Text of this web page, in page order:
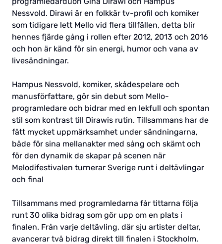
Nessvold. Dirawi är en folkkär tv-profil och komiker
som tidigare lett Mello vid flera tillfällen, detta blir
hennes fjärde gång i rollen efter 2012, 2013 och 2016
och hon är känd för sin energi, humor och vana av
livesändningar.
Hampus Nessvold, komiker, skådespelare och
manusförfattare, gör sin debut som Mello-
programledare och bidrar med en lekfull och spontan
stil som kontrast till Dirawis rutin. Tillsammans har de
fått mycket uppmärksamhet under sändningarna,
både för sina mellanakter med sång och skämt och
för den dynamik de skapar på scenen när
Melodifestivalen turnerar Sverige runt i deltävlingar
och final
Tillsammans med programledarna får tittarna följa
runt 30 olika bidrag som gör upp om en plats i
finalen. Från varje deltävling, där sju artister deltar,
avancerar två bidrag direkt till finalen i Stockholm.